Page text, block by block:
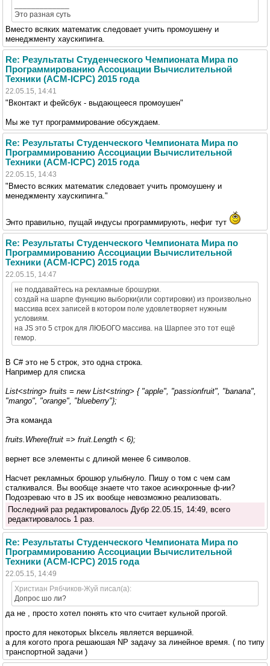
Это разная суть
Вместо всяких математик следовает учить промоушену и
менеджменту хаускипинга.
Re: Результаты Студенческого Чемпионата Мира по
Программированию Ассоциации Вычислительной
Техники (ACM-ICPC) 2015 года
22.05.15, 14:41
"Вконтакт и фейсбук - выдающееся промоушен"
Мы же тут программирование обсуждаем.
Re: Результаты Студенческого Чемпионата Мира по
Программированию Ассоциации Вычислительной
Техники (ACM-ICPC) 2015 года
22.05.15, 14:43
"Вместо всяких математик следовает учить промоушену и
менеджменту хаускипинга."
Энто правильно, пущай индусы программирують, нефиг тут
Re: Результаты Студенческого Чемпионата Мира по
Программированию Ассоциации Вычислительной
Техники (ACM-ICPC) 2015 года
22.05.15, 14:47
не поддавайтесь на рекламные брошурки.
создай на шарпе функцию выборки(или сортировки) из произвольно
массива всех записей в котором поле удовлетворяет нужным
условиям.
на JS это 5 строк для ЛЮБОГО массива. на Шарпее это тот ещё
гемор.
В C# это не 5 строк, это одна строка.
Например для списка
List<string> fruits = new List<string> { "apple", "passionfruit", "banana",
"mango", "orange", "blueberry"};
Эта команда
fruits.Where(fruit => fruit.Length < 6);
вернет все элементы с длиной менее 6 символов.
Насчет рекламных брошюр улыбнуло. Пишу о том с чем сам
сталкивался. Вы вообще знаете что такое асинхронные ф-ии?
Подозреваю что в JS их вообще невозможно реализовать.
Последний раз редактировалось Дубр 22.05.15, 14:49, всего
редактировалось 1 раз.
Re: Результаты Студенческого Чемпионата Мира по
Программированию Ассоциации Вычислительной
Техники (ACM-ICPC) 2015 года
22.05.15, 14:49
Христиан Рябчиков-Жуй писал(а):
Допрос шо ли?
да не , просто хотел понять кто что считает кульной прогой.
просто для некоторых Ыксель является вершиной.
а для когото прога решаюшая NP задачу за линейное время. ( по типу
транспортной задачи )